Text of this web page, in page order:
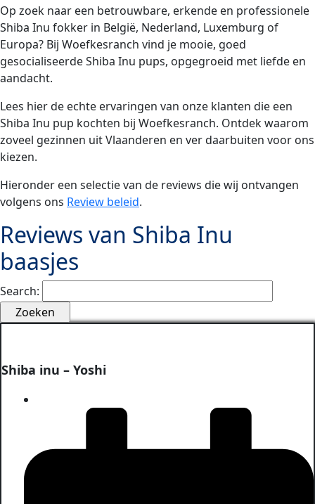
Op zoek naar een betrouwbare, erkende en professionele
Shiba Inu fokker in België, Nederland, Luxemburg of
Europa? Bij Woefkesranch vind je mooie, goed
gesocialiseerde Shiba Inu pups, opgegroeid met liefde en
aandacht.
Lees hier de echte ervaringen van onze klanten die een
Shiba Inu pup kochten bij Woefkesranch. Ontdek waarom
zoveel gezinnen uit Vlaanderen en ver daarbuiten voor ons
kiezen.
Hieronder een selectie van de reviews die wij ontvangen
volgens ons Review beleid.
Reviews van Shiba Inu
baasjes
Search:
Shiba inu – Yoshi